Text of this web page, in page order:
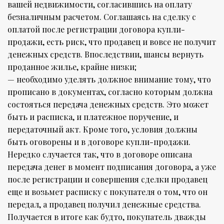
вашей недвижимости, согласившись на оплату
безналичным расчетом. Соглашаясь на сделку с
оплатой после регистрации договора купли-
продажи, есть риск, что продавец и вовсе не получит
денежных средств. Впоследствии, шансы вернуть
проданное жилье, крайне низки;
— необходимо уделять должное внимание тому, что
прописано в документах, согласно которым должна
состояться передача денежных средств. Это может
быть и расписка, и платежное поручение, и
передаточный акт. Кроме того, условия должны
быть оговорены и в договоре купли-продажи.
Нередко случается так, что в договоре описана
передача денег в момент подписания договора, а уже
после регистрации и совершения сделки продавец
еще и возьмет расписку с покупателя о том, что он
передал, а продавец получил денежные средства.
Получается в итоге как будто, покупатель дважды